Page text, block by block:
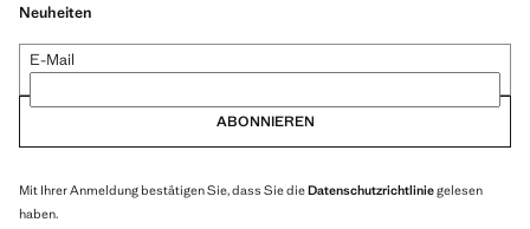
Neuheiten
E-Mail
ABONNIEREN
Mit Ihrer Anmeldung bestätigen Sie, dass Sie dieDatenschutzrichtliniegelesen
haben.